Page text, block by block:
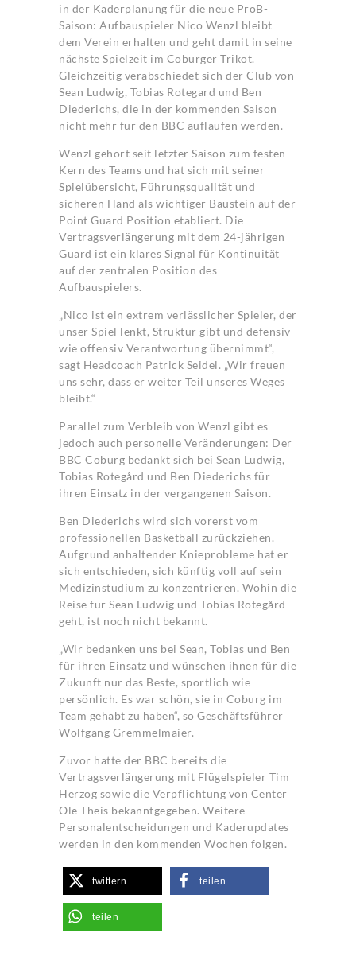
in der Kaderplanung für die neue ProB-
Saison: Aufbauspieler Nico Wenzl bleibt
dem Verein erhalten und geht damit in seine
nächste Spielzeit im Coburger Trikot.
Gleichzeitig verabschiedet sich der Club von
Sean Ludwig, Tobias Rotegard und Ben
Diederichs, die in der kommenden Saison
nicht mehr für den BBC auflaufen werden.
Wenzl gehört seit letzter Saison zum festen
Kern des Teams und hat sich mit seiner
Spielübersicht, Führungsqualität und
sicheren Hand als wichtiger Baustein auf der
Point Guard Position etabliert. Die
Vertragsverlängerung mit dem 24-jährigen
Guard ist ein klares Signal für Kontinuität
auf der zentralen Position des
Aufbauspielers.
„Nico ist ein extrem verlässlicher Spieler, der
unser Spiel lenkt, Struktur gibt und defensiv
wie offensiv Verantwortung übernimmt“,
sagt Headcoach Patrick Seidel. „Wir freuen
uns sehr, dass er weiter Teil unseres Weges
bleibt.“
Parallel zum Verbleib von Wenzl gibt es
jedoch auch personelle Veränderungen: Der
BBC Coburg bedankt sich bei Sean Ludwig,
Tobias Rotegård und Ben Diederichs für
ihren Einsatz in der vergangenen Saison.
Ben Diederichs wird sich vorerst vom
professionellen Basketball zurückziehen.
Aufgrund anhaltender Knieprobleme hat er
sich entschieden, sich künftig voll auf sein
Medizinstudium zu konzentrieren. Wohin die
Reise für Sean Ludwig und Tobias Rotegård
geht, ist noch nicht bekannt.
„Wir bedanken uns bei Sean, Tobias und Ben
für ihren Einsatz und wünschen ihnen für die
Zukunft nur das Beste, sportlich wie
persönlich. Es war schön, sie in Coburg im
Team gehabt zu haben“, so Geschäftsführer
Wolfgang Gremmelmaier.
Zuvor hatte der BBC bereits die
Vertragsverlängerung mit Flügelspieler Tim
Herzog sowie die Verpflichtung von Center
Ole Theis bekanntgegeben. Weitere
Personalentscheidungen und Kaderupdates
werden in den kommenden Wochen folgen.
twittern teilen
teilen